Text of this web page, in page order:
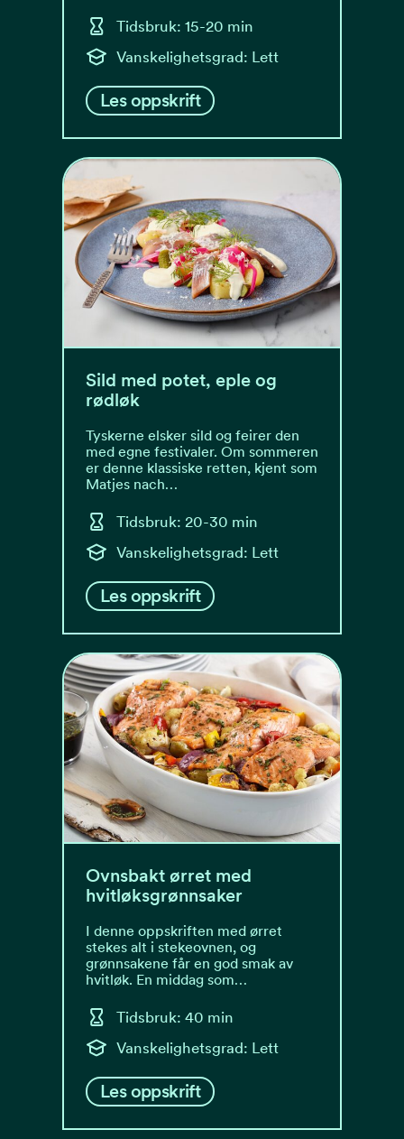
Tidsbruk: 15-20 min
Vanskelighetsgrad: Lett
Les oppskrift
Sild med potet, eple og
rødløk
Tyskerne elsker sild og feirer den
med egne festivaler. Om sommeren
er denne klassiske retten, kjent som
Matjes nach…
Tidsbruk: 20-30 min
Vanskelighetsgrad: Lett
Les oppskrift
Ovnsbakt ørret med
hvitløksgrønnsaker
I denne oppskriften med ørret
stekes alt i stekeovnen, og
grønnsakene får en god smak av
hvitløk. En middag som…
Tidsbruk: 40 min
Vanskelighetsgrad: Lett
Les oppskrift